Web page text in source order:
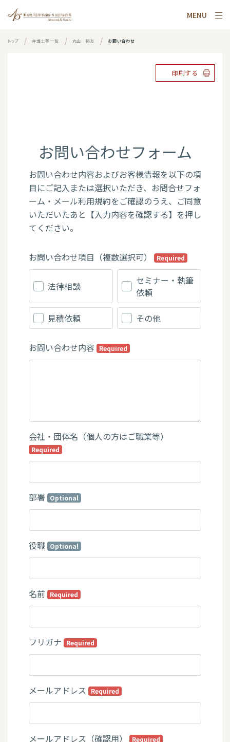
MENU
トップ 弁護士等一覧 丸山 裕友 お問い合わせ
印刷する